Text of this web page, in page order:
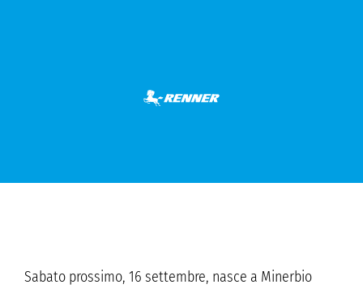
Sabato prossimo, 16 settembre, nasce a Minerbio